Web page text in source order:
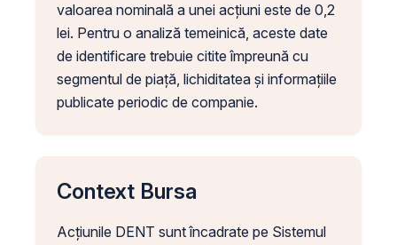
valoarea nominală a unei acțiuni este de 0,2
lei. Pentru o analiză temeinică, aceste date
de identificare trebuie citite împreună cu
segmentul de piață, lichiditatea și informațiile
publicate periodic de companie.
Context Bursa
Acțiunile DENT sunt încadrate pe Sistemul